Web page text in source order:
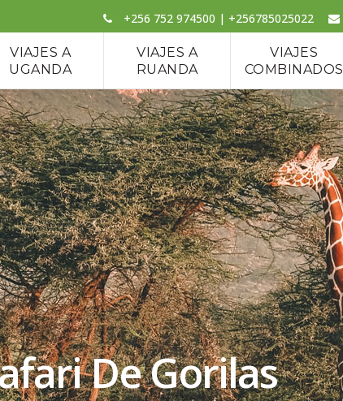
+256 752 974500 | +256785025022
VIAJES A
UGANDA
VIAJES A
RUANDA
VIAJES
COMBINADOS
De Gorilas